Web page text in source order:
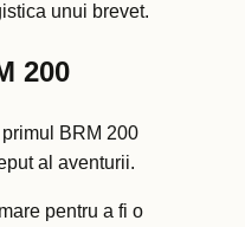
unui brevet.
200
BRM 200
al aventurii.
pentru a fi o